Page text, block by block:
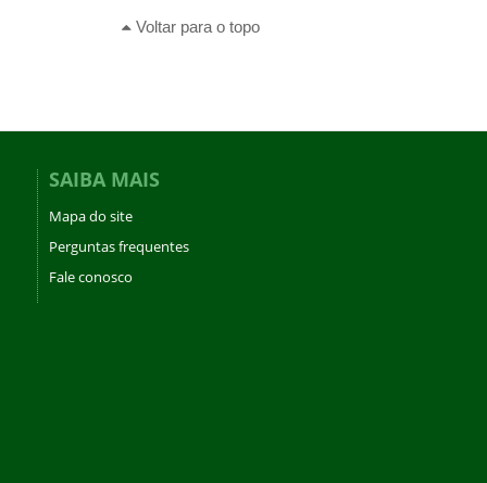
Voltar para o topo
SAIBA MAIS
Mapa do site
Perguntas frequentes
Fale conosco